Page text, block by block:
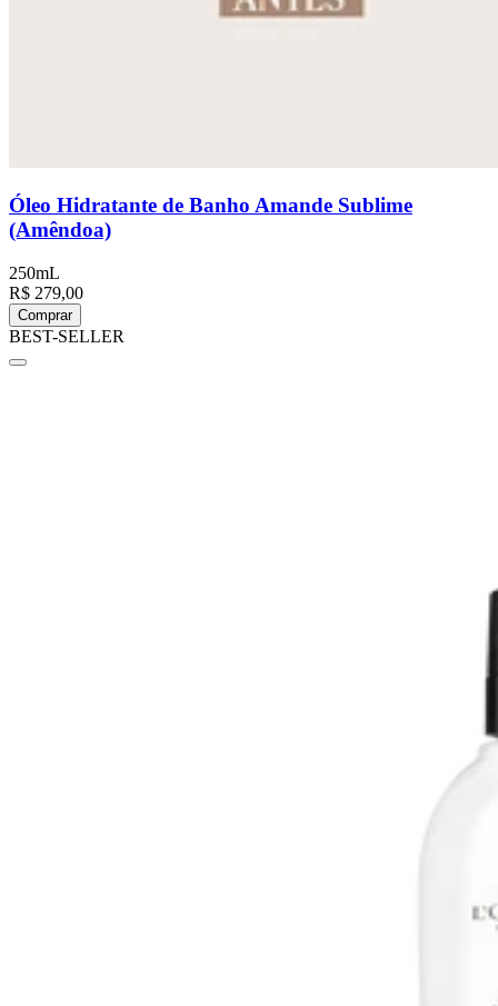
Óleo Hidratante de Banho Amande Sublime
(Amêndoa)
250mL
R$ 279,00
Comprar
BEST-SELLER